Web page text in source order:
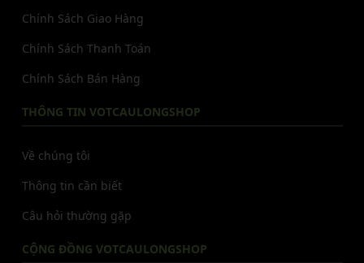
Chính Sách Giao Hàng
Chính Sách Thanh Toán
Chính Sách Bán Hàng
THÔNG TIN VOTCAULONGSHOP
Về chúng tôi
Thông tin cần biết
Câu hỏi thường gặp
CỘNG ĐỒNG VOTCAULONGSHOP